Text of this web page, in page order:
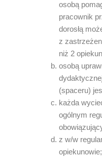
osobą
pracownik
dorosłą
z
niż 2
osobą
(spaceru)
każda
ogólnym
z w/w